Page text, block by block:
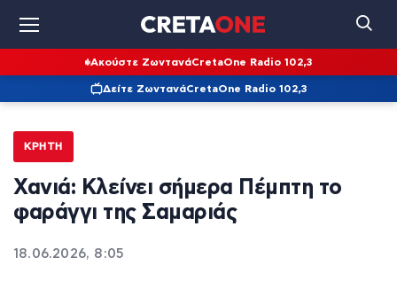
Ακούστε ΖωντανάCretaOne Radio 102,3
Δείτε ΖωντανάCretaOne Radio 102,3
ΚΡΉΤΗ
Χανιά: Κλείνει σήμερα Πέμπτη το
φαράγγι της Σαμαριάς
18.06.2026, 8:05